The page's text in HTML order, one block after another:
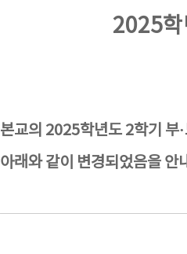
2025학
본교의 2025학년도 2학기 부
아래와 같이 변경되었음을 안